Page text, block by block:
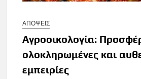
ΑΠΟΨΕΙΣ
Αγροοικολογία:
ολοκληρωμένες και
εμπειρίες